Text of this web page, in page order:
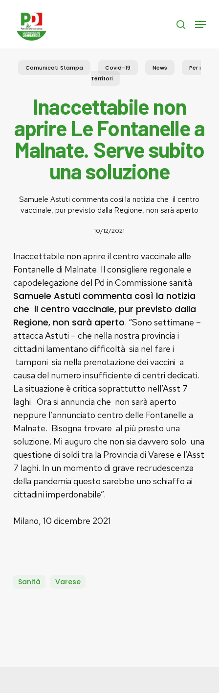
content
search
Menu
Comunicati Stampa Covid-19 News
Per i
Territori
Inaccettabile non
aprire Le Fontanelle a
Malnate. Serve subito
una soluzione
Samuele Astuti commenta così la notizia che il centro
vaccinale, pur previsto dalla Regione, non sarà aperto
10/12/2021
Inaccettabile non aprire il centro vaccinale alle
Fontanelle di Malnate. Il consigliere regionale e
capodelegazione del Pd in Commissione sanità
Samuele Astuti commenta così la notizia
che il centro vaccinale, pur previsto dalla
Regione, non sarà aperto. “Sono settimane –
attacca Astuti – che nella nostra provincia i
cittadini lamentano difficoltà sia nel fare i
tamponi sia nella prenotazione dei vaccini a
causa del numero insufficiente di centri dedicati.
La situazione è critica soprattutto nell’Asst 7
laghi. Ora si annuncia che non sarà aperto
neppure l’annunciato centro delle Fontanelle a
Malnate. Bisogna trovare al più presto una
soluzione. Mi auguro che non sia davvero solo una
questione di soldi tra la Provincia di Varese e l’Asst
7 laghi. In un momento di grave recrudescenza
della pandemia questo sarebbe uno schiaffo ai
cittadini imperdonabile”.
Milano, 10 dicembre 2021
Sanità Varese